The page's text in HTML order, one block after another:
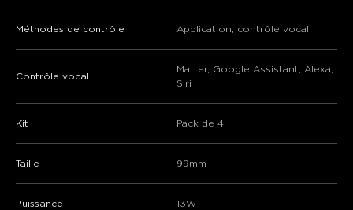
Méthodes de contrôle Application, contrôle vocal
Contrôle vocal
Matter, Google Assistant, Alexa,
Siri
Kit Pack de 4
Taille 99mm
Puissance 13W